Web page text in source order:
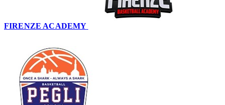
FIRENZE ACADEMY